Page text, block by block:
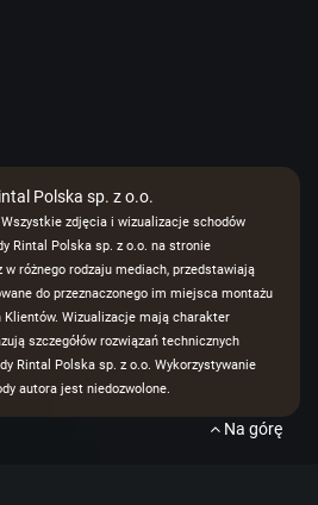
Polska sp. z o.o.
zdjęcia i wizualizacje schodów
Rintal Polska sp. z o.o. na stronie
różnego rodzaju mediach, przedstawiają
do przeznaczonego im miejsca montażu
Klientów. Wizualizacje mają charakter
szczegółów rozwiązań technicznych
Rintal Polska sp. z o.o. Wykorzystywanie
autora jest niedozwolone.
Na górę